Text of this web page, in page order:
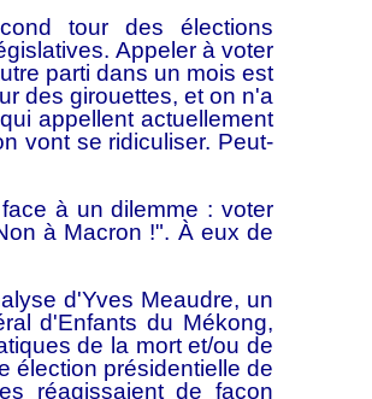
tour des élections
Appeler à voter
parti dans un mois est
des girouettes, et on n'a
appellent actuellement
vont se ridiculiser. Peut-
à un dilemme : voter
à Macron !". À eux de
d'Yves Meaudre, un
d'Enfants du Mékong,
de la mort et/ou de
élection présidentielle de
réagissaient de façon